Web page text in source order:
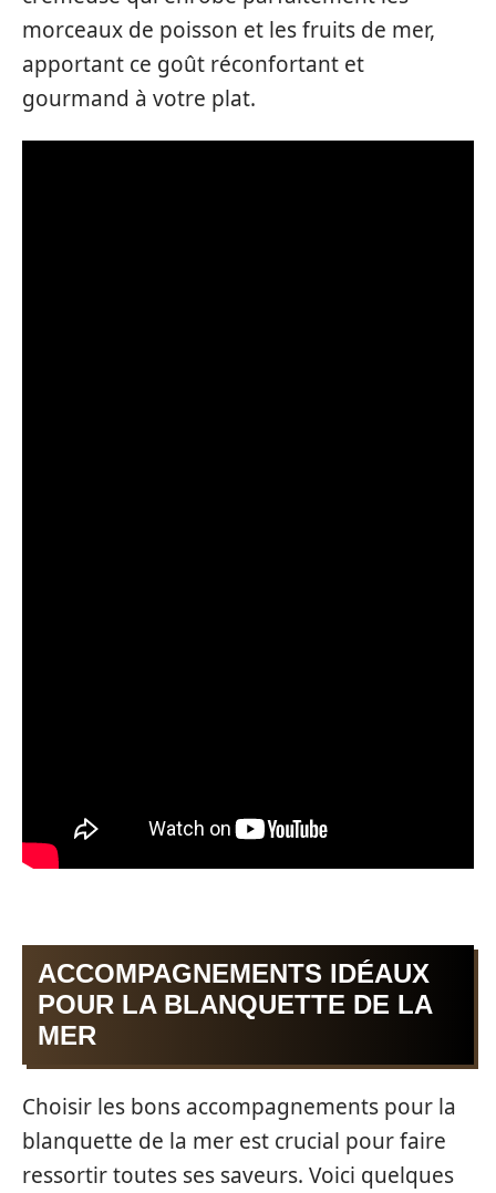
morceaux de poisson et les fruits de mer,
apportant ce goût réconfortant et
gourmand à votre plat.
ACCOMPAGNEMENTS IDÉAUX
POUR LA BLANQUETTE DE LA
MER
Choisir les bons accompagnements pour la
blanquette de la mer est crucial pour faire
ressortir toutes ses saveurs. Voici quelques